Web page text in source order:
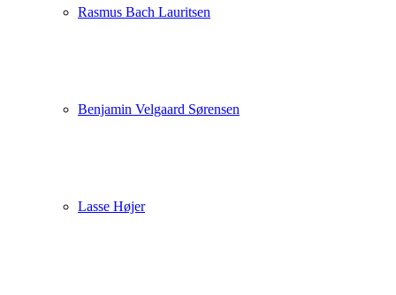
Rasmus Bach Lauritsen
Benjamin Velgaard Sørensen
Lasse Højer